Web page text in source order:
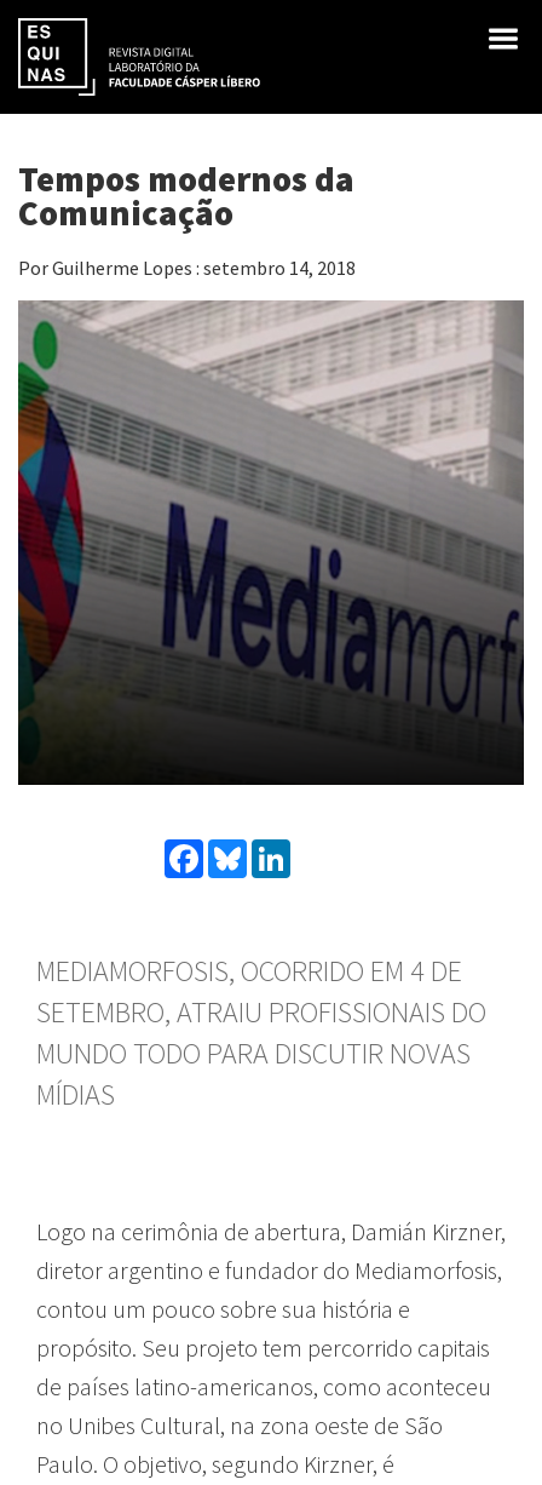
Tempos modernos da
Comunicação
Por Guilherme Lopes : setembro 14, 2018
Facebook
Bluesky
MEDIAMORFOSIS, OCORRIDO EM 4 DE
SETEMBRO, ATRAIU PROFISSIONAIS DO
MUNDO TODO PARA DISCUTIR NOVAS
MÍDIAS
Logo na cerimônia de abertura, Damián Kirzner,
diretor argentino e fundador do Mediamorfosis,
contou um pouco sobre sua história e
propósito. Seu projeto tem percorrido capitais
de países latino-americanos, como aconteceu
no Unibes Cultural, na zona oeste de São
Paulo. O objetivo, segundo Kirzner, é